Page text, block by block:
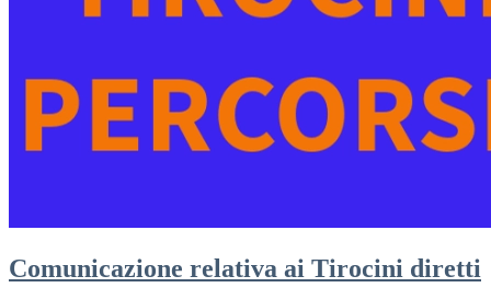
Comunicazione relativa ai Tirocini diretti